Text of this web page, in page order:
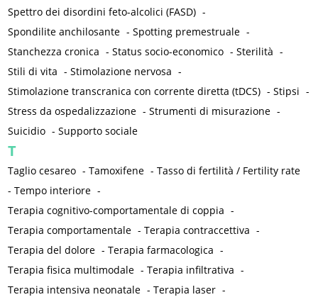
Spettro dei disordini feto-alcolici (FASD) -
Spondilite anchilosante -Spotting premestruale -
Stanchezza cronica -Status socio-economico -Sterilità -
Stili di vita -Stimolazione nervosa -
Stimolazione transcranica con corrente diretta (tDCS) -Stipsi -
Stress da ospedalizzazione -Strumenti di misurazione -
Suicidio -Supporto sociale
T
Taglio cesareo -Tamoxifene -Tasso di fertilità / Fertility rate
-Tempo interiore -
Terapia cognitivo-comportamentale di coppia -
Terapia comportamentale -Terapia contraccettiva -
Terapia del dolore -Terapia farmacologica -
Terapia fisica multimodale -Terapia infiltrativa -
Terapia intensiva neonatale -Terapia laser -